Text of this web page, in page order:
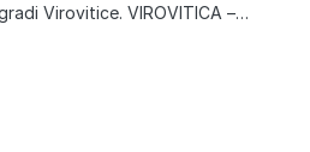
Virovitice. VIROVITICA –…